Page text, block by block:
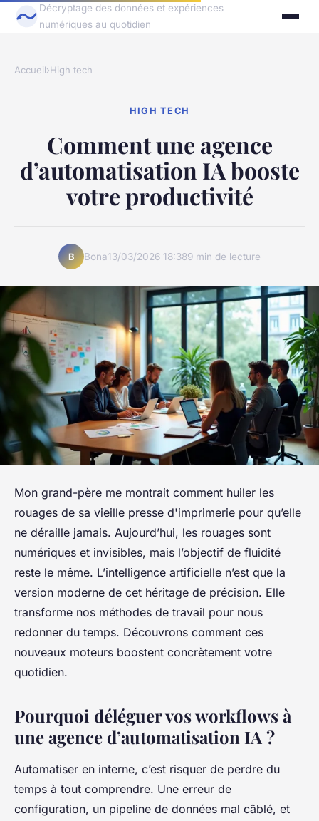
Décryptage des données et expériences
numériques au quotidien
Accueil›High tech
HIGH TECH
Comment une agence
d’automatisation IA booste
votre productivité
B Bona13/03/2026 18:389 min de lecture
Mon grand-père me montrait comment huiler les
rouages de sa vieille presse d'imprimerie pour qu’elle
ne déraille jamais. Aujourd’hui, les rouages sont
numériques et invisibles, mais l’objectif de fluidité
reste le même. L’intelligence artificielle n’est que la
version moderne de cet héritage de précision. Elle
transforme nos méthodes de travail pour nous
redonner du temps. Découvrons comment ces
nouveaux moteurs boostent concrètement votre
quotidien.
Pourquoi déléguer vos workflows à
une agence d’automatisation IA ?
Automatiser en interne, c’est risquer de perdre du
temps à tout comprendre. Une erreur de
configuration, un pipeline de données mal câblé, et